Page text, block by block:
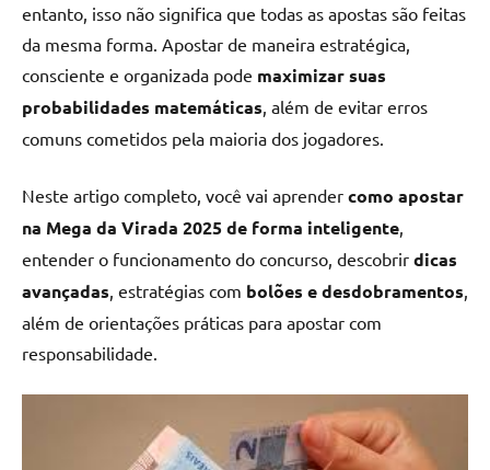
entanto, isso não significa que todas as apostas são feitas
da mesma forma. Apostar de maneira estratégica,
consciente e organizada pode maximizar suas
probabilidades matemáticas , além de evitar erros
comuns cometidos pela maioria dos jogadores.
Neste artigo completo, você vai aprender como apostar
na Mega da Virada 2025 de forma inteligente
entender o funcionamento do concurso, descobrir dicas
avançadas , estratégias com bolões e desdobramentos
além de orientações práticas para apostar com
responsabilidade.